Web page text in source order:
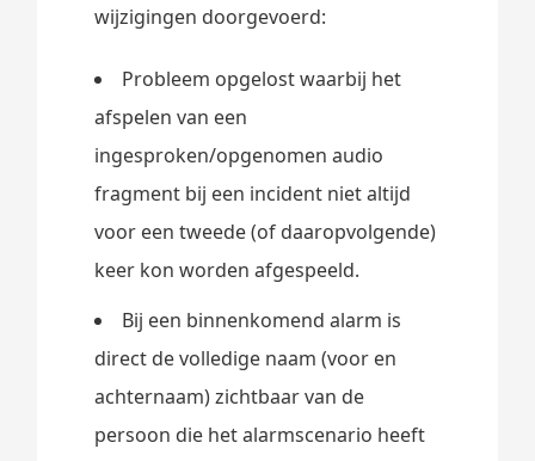
wijzigingen doorgevoerd:
Probleem opgelost waarbij het
afspelen van een
ingesproken/opgenomen audio
fragment bij een incident niet altijd
voor een tweede (of daaropvolgende)
keer kon worden afgespeeld.
Bij een binnenkomend alarm is
direct de volledige naam (voor en
achternaam) zichtbaar van de
persoon die het alarmscenario heeft